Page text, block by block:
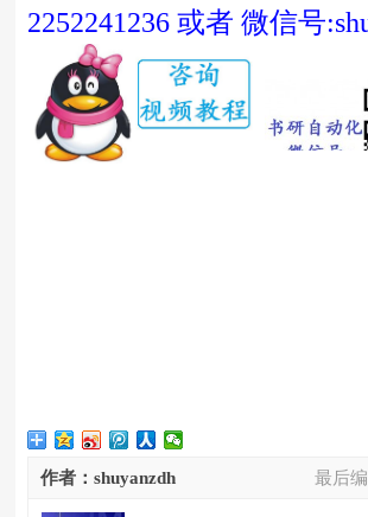
2252241236 或者 微信号
最后编
作者：shuyanzdh